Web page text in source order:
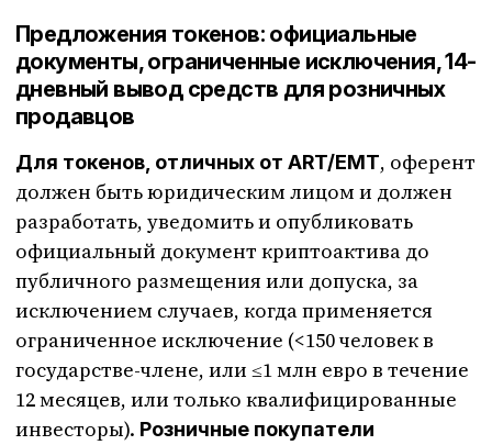
Предложения токенов: официальные
документы, ограниченные исключения, 14-
дневный вывод средств для розничных
продавцов
Для токенов, отличных от ART/EMT, оферент
должен быть юридическим лицом и должен
разработать, уведомить и опубликовать
официальный документ криптоактива до
публичного размещения или допуска, за
исключением случаев, когда применяется
ограниченное исключение (<150 человек в
государстве-члене, или ≤1 млн евро в течение
12 месяцев, или только квалифицированные
инвесторы). Розничные покупатели